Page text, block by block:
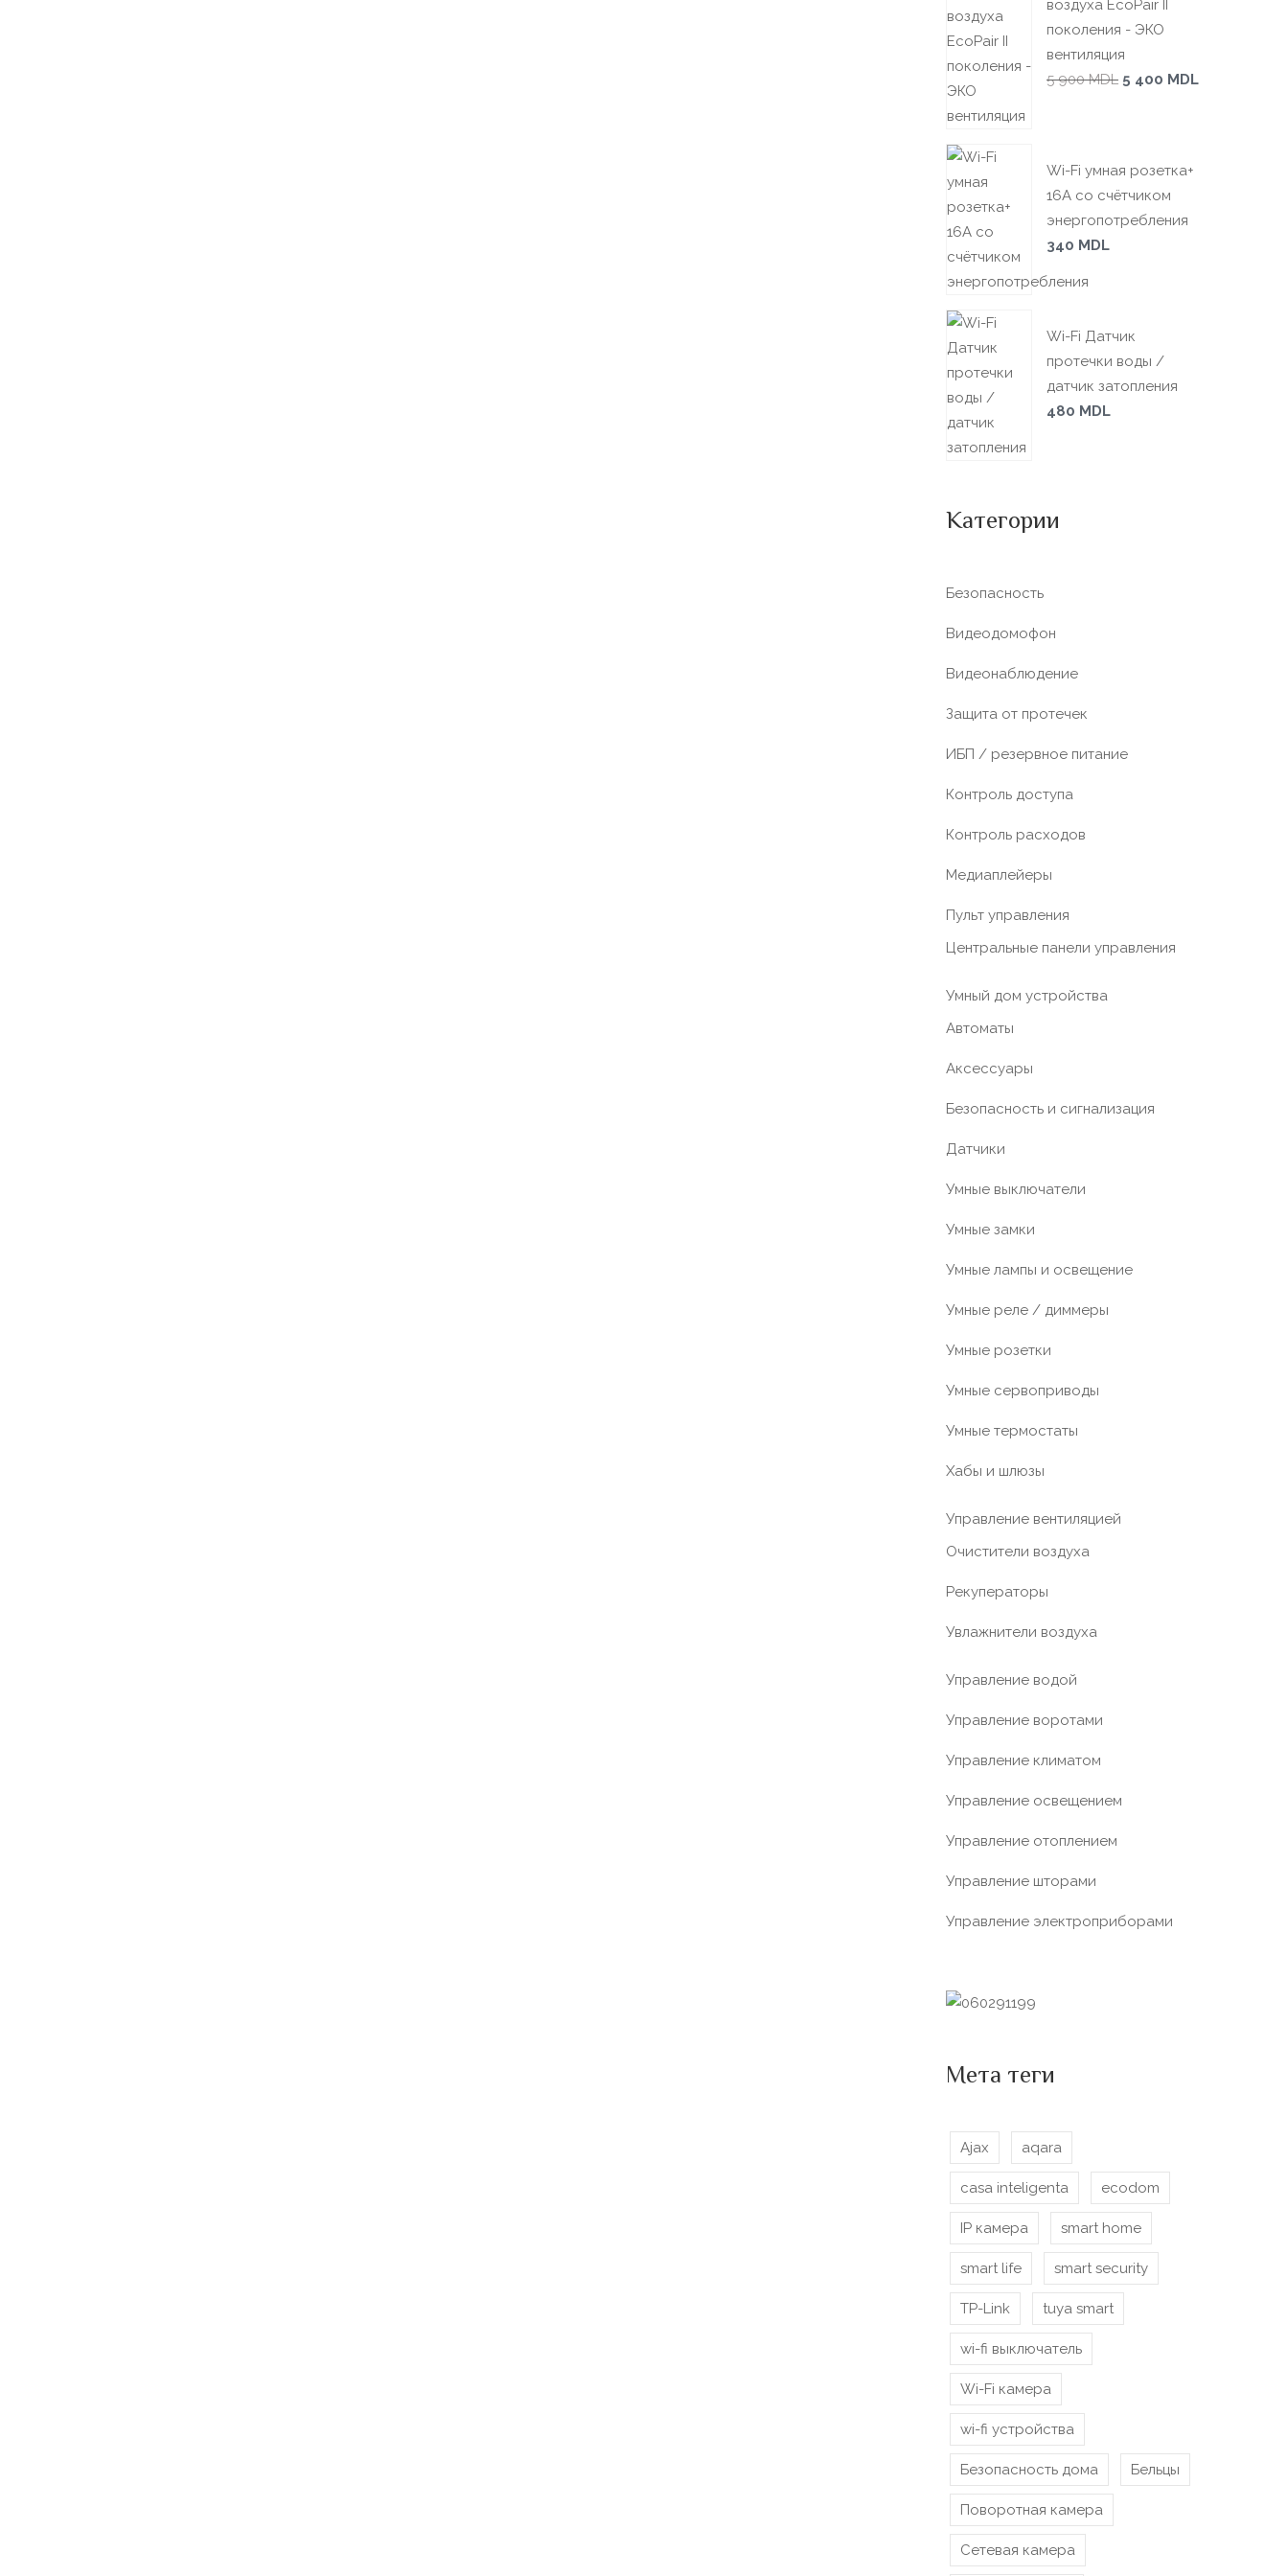
воздуха EcoPair II
поколения - ЭКО
вентиляция
5 900MDL 5 400 MDL
Wi-Fi умная розетка+
16А со счётчиком
энергопотребления
340 MDL
Wi-Fi Датчик
протечки воды /
датчик затопления
480 MDL
Категории
Безопасность
Видеодомофон
Видеонаблюдение
Защита от протечек
ИБП / резервное питание
Контроль доступа
Контроль расходов
Медиаплейеры
Пульт управления
Центральные панели управления
Умный дом устройства
Автоматы
Аксессуары
Безопасность и сигнализация
Датчики
Умные выключатели
Умные замки
Умные лампы и освещение
Умные реле / диммеры
Умные розетки
Умные сервоприводы
Умные термостаты
Хабы и шлюзы
Управление вентиляцией
Очистители воздуха
Рекуператоры
Увлажнители воздуха
Управление водой
Управление воротами
Управление климатом
Управление освещением
Управление отоплением
Управление шторами
Управление электроприборами
Мета теги
Ajax aqara
casa inteligenta ecodom
IP камера smart home
smart life smart security
TP-Link tuya smart
wi-fi выключатель
Wi-Fi камера
wi-fi устройства
Безопасность дома Бельцы
Поворотная камера
Сетевая камера